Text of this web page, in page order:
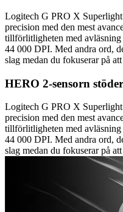
Logitech G PRO X
precision med den mest
tillförlitligheten med
44 000 DPI. Med andra ord,
slag medan du fokuserar på
HERO 2-sensorn
Logitech G PRO X
precision med den mest
tillförlitligheten med
44 000 DPI. Med andra ord,
slag medan du fokuserar på